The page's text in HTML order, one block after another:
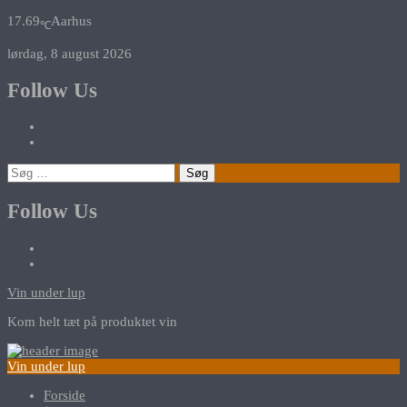
17.69℃Aarhus
lørdag, 8 august 2026
Follow Us
Søg
efter:
Follow Us
Vin under lup
Kom helt tæt på produktet vin
Vin under lup
Forside